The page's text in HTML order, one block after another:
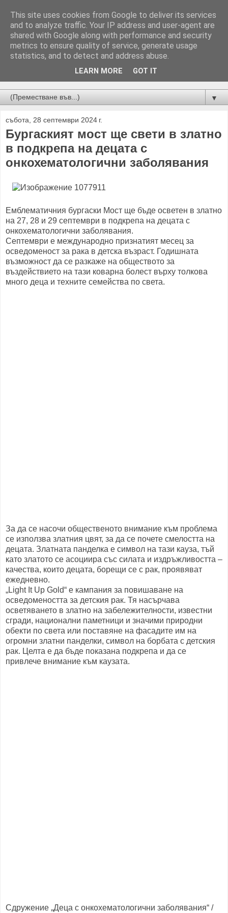
Новини от Бургас, страната и света!
▼
събота, 28 септември 2024 г.
Бургаският мост ще свети в златно
в подкрепа на децата с
онкохематологични заболявания
Емблематичния бургаски Мост ще бъде осветен в златно
на 27, 28 и 29 септември в подкрепа на децата с
онкохематологични заболявания.
Септември е международно признатият месец за
осведоменост за рака в детска възраст. Годишната
възможност да се разкаже на обществото за
въздействието на тази коварна болест върху толкова
много деца и техните семейства по света.
За да се насочи общественото внимание към проблема
се използва златния цвят, за да се почете смелостта на
децата. Златната панделка е символ на тази кауза, тъй
като златото се асоциира със силата и издръжливостта –
качества, които децата, борещи се с рак, проявяват
ежедневно.
„Light It Up Gold“ е кампания за повишаване на
осведомеността за детския рак. Тя насърчава
осветяването в златно на забележителности, известни
сгради, национални паметници и значими природни
обекти по света или поставяне на фасадите им на
огромни златни панделки, символ на борбата с детския
рак. Целта е да бъде показана подкрепа и да се
привлече внимание към каузата.
Сдружение „Деца с онкохематологични заболявания“ /
This site uses cookies from Google to deliver its services
and to analyze traffic. Your IP address and user-agent are
shared with Google along with performance and security
metrics to ensure quality of service, generate usage
statistics, and to detect and address abuse.
LEARN MORE GOT IT